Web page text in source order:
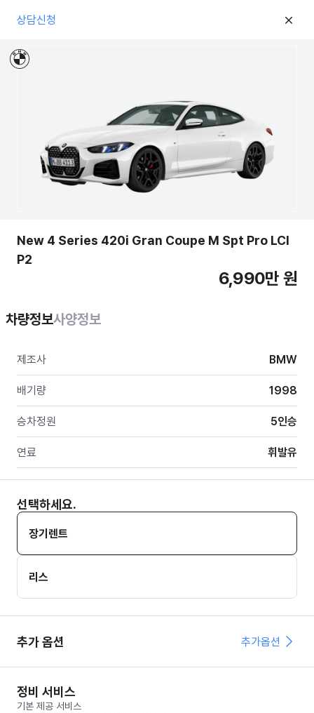
상담신청
New 4 Series 420i Gran Coupe M Spt Pro LCI
P2
6,990만 원
차량정보사양정보
제조사 BMW
배기량 1998
승차정원 5인승
연료 휘발유
선택하세요.
장기렌트
리스
추가 옵션 추가옵션
정비 서비스
기본 제공 서비스